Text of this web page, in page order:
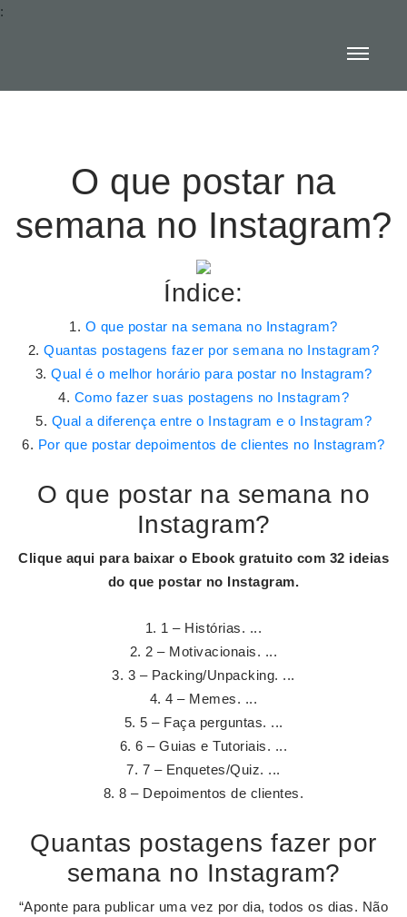
:
O que postar na
semana no Instagram?
Índice:
O que postar na semana no Instagram?
Quantas postagens fazer por semana no Instagram?
Qual é o melhor horário para postar no Instagram?
Como fazer suas postagens no Instagram?
Qual a diferença entre o Instagram e o Instagram?
Por que postar depoimentos de clientes no Instagram?
O que postar na semana no
Instagram?
Clique aqui para baixar o Ebook gratuito com 32 ideias
do que postar no Instagram.
1 – Histórias. ...
2 – Motivacionais. ...
3 – Packing/Unpacking. ...
4 – Memes. ...
5 – Faça perguntas. ...
6 – Guias e Tutoriais. ...
7 – Enquetes/Quiz. ...
8 – Depoimentos de clientes.
Quantas postagens fazer por
semana no Instagram?
“Aponte para publicar uma vez por dia, todos os dias. Não